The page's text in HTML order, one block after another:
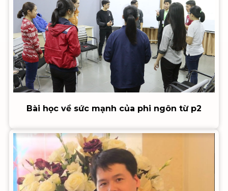
Bài học về sức mạnh của phi ngôn từ p2